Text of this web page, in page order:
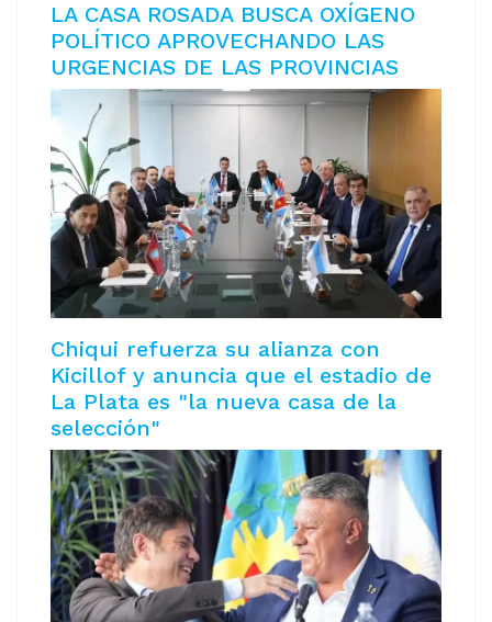
LA CASA ROSADA BUSCA OXÍGENO
POLÍTICO APROVECHANDO LAS
URGENCIAS DE LAS PROVINCIAS
Chiqui refuerza su alianza con
Kicillof y anuncia que el estadio de
La Plata es "la nueva casa de la
selección"